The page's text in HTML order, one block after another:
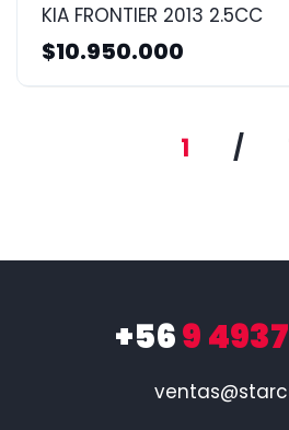
KIA FRONTIER 2013 2.5CC
$10.950.000
1 /
+569